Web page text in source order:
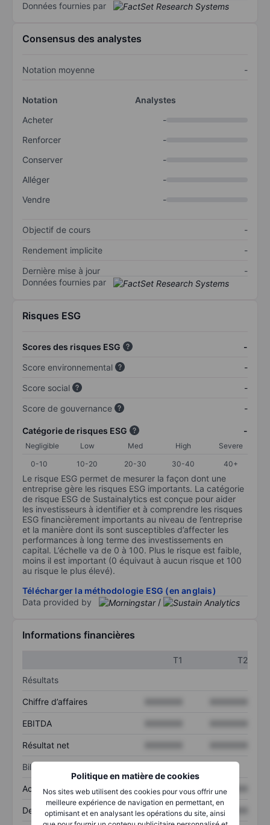
Politique en matière de cookies
Nos sites web utilisent des cookies pour vous offrir une
meilleure expérience de navigation en permettant, en
optimisant et en analysant les opérations du site, ainsi
Données fournies par
Consensus des analystes
Notation moyenne -
Notation
Analystes
Acheter
-
Renforcer
-
Conserver
-
Alléger
-
Vendre
-
Objectif de cours
-
Rendement implicite
-
Dernière mise à jour
-
Données fournies par
Risques ESG
Scores des risques ESG
-
Score environnemental
-
Score social
-
Score de gouvernance
-
Catégorie de risques ESG -
Negligible Low Med High
Severe
0-10
10-20 20-30 30-40 40+
Le risque ESG permet de mesurer la façon dont une
entreprise gère les risques ESG importants. La catégorie
de risque ESG de Sustainalytics est conçue pour aider
les investisseurs à identifier et à comprendre les risques
ESG financièrement importants au niveau de l’entreprise
et la manière dont ils sont susceptibles d’affecter les
performances à long terme des investissements en
capital. L’échelle va de 0 à 100. Plus le risque est faible,
moins il est important (0 équivaut à aucun risque et 100
au risque le plus élevé).
Télécharger la méthodologie ESG (en anglais)
Data provided by
/
Informations financières
T1
T2
Résultats
Chiffre d’affaires
EBITDA
Résultat net
Bilan
Actif total XXXXXXX XXXXXXX
Dette totale XXXXXXX XXXXXXX